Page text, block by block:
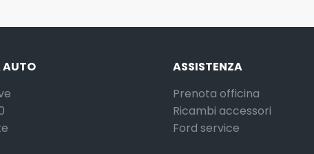
AUTO
ASSISTENZA
Prenota officina
Ricambi accessori
Ford service